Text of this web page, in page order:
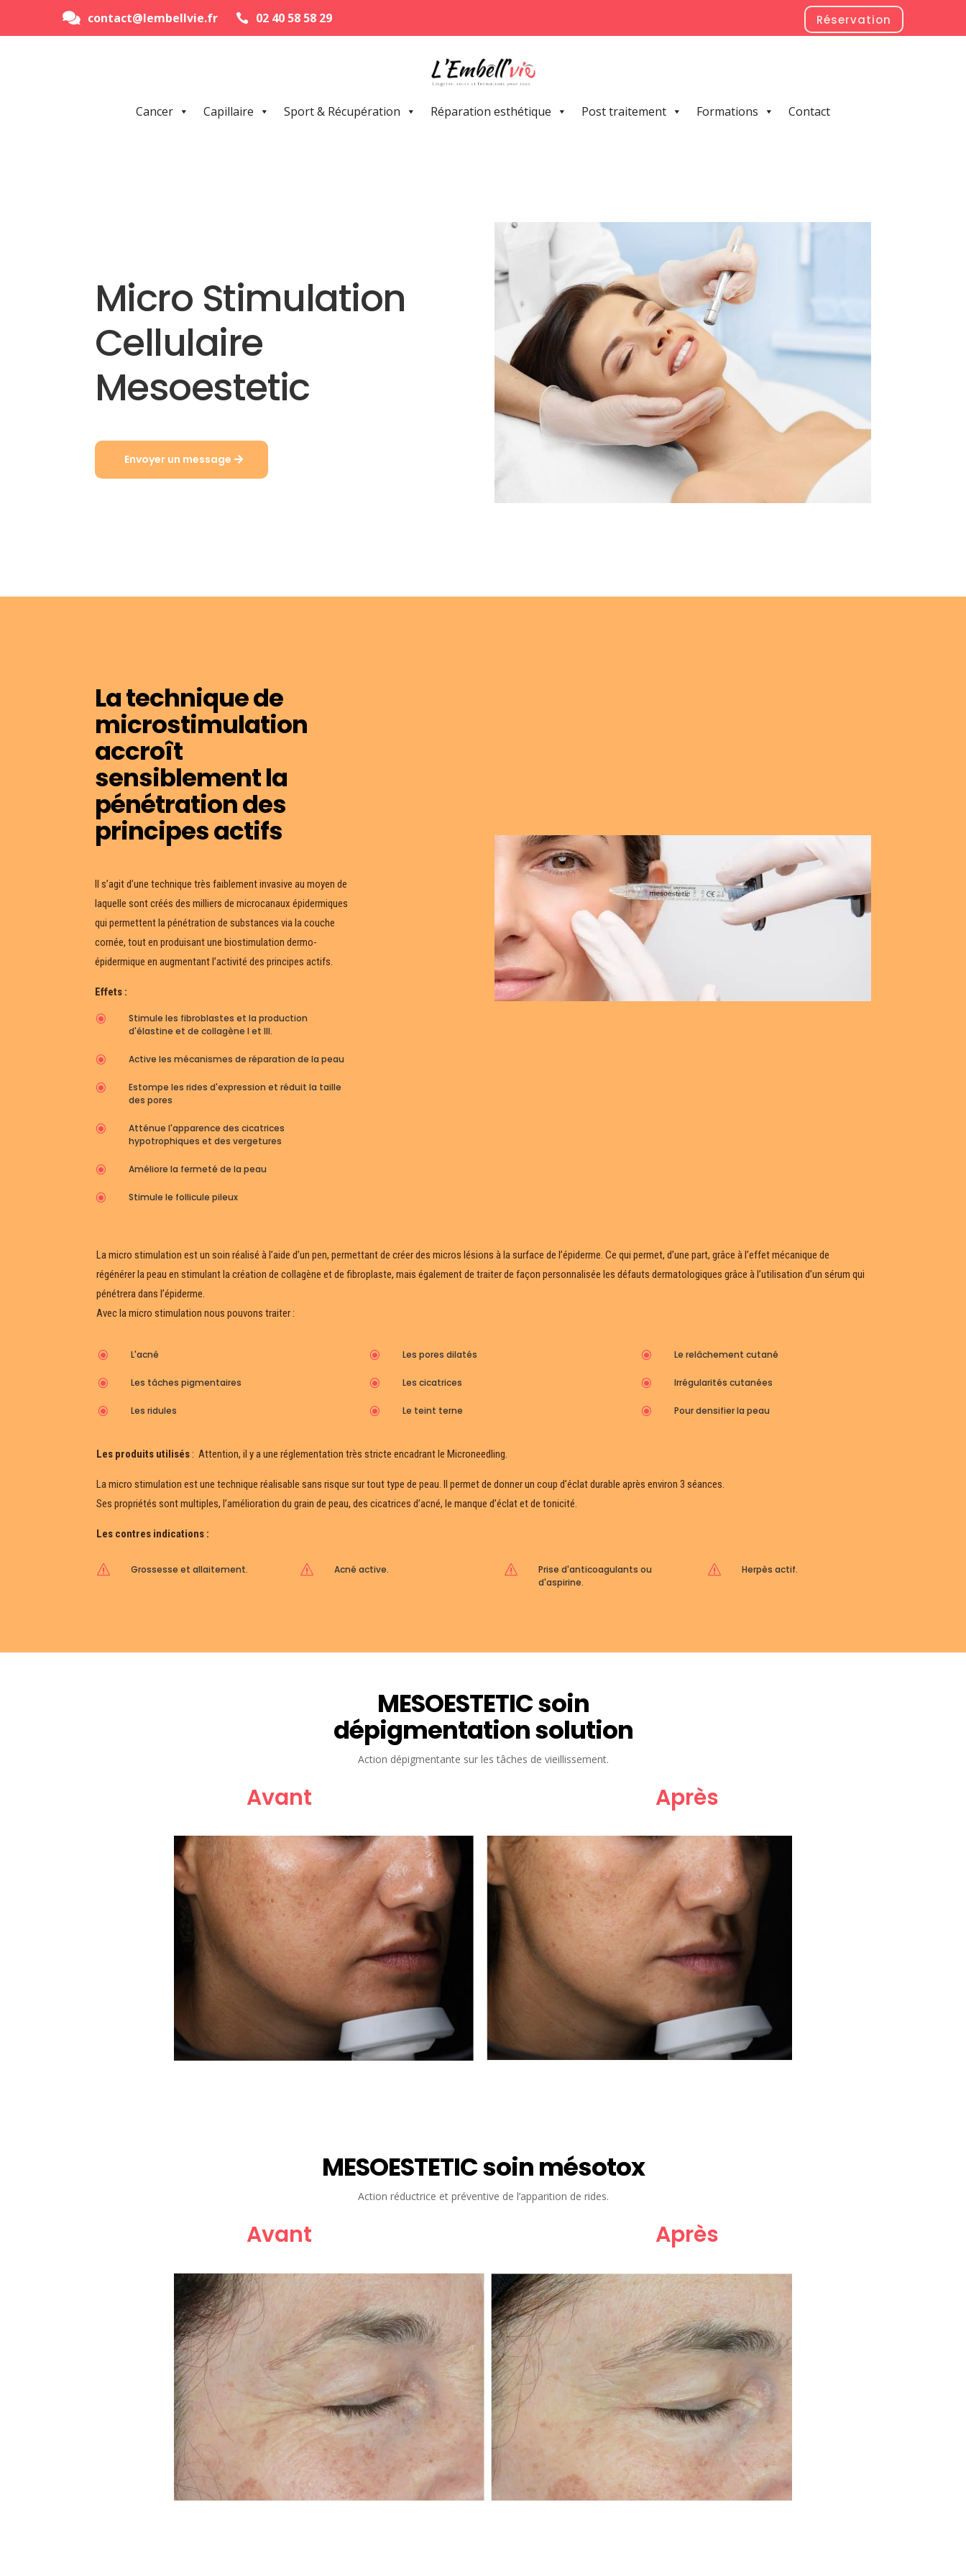
 contact@lembellvie.fr  02 40 58 58 29 Réservation
Cancer Capillaire Sport & Récupération Réparation esthétique Post traitement Formations Contact
Micro Stimulation
Cellulaire
Mesoestetic
Envoyer un message
La technique de
microstimulation
accroît
sensiblement la
pénétration des
principes actifs
Il s’agit d’une technique très faiblement invasive au moyen de
laquelle sont créés des milliers de microcanaux épidermiques
qui permettent la pénétration de substances via la couche
cornée, tout en produisant une biostimulation dermo-
épidermique en augmentant l’activité des principes actifs.
Effets :
\
Stimule les fibroblastes et la production
d'élastine et de collagène I et III.
\ Active les mécanismes de réparation de la peau
\
Estompe les rides d'expression et réduit la taille
des pores
\
Atténue l'apparence des cicatrices
hypotrophiques et des vergetures
\ Améliore la fermeté de la peau
\ Stimule le follicule pileux
La micro stimulation est un soin réalisé à l’aide d’un pen, permettant de créer des micros lésions à la surface de l’épiderme. Ce qui permet, d’une part, grâce à l’effet mécanique de
régénérer la peau en stimulant la création de collagène et de fibroplaste, mais également de traiter de façon personnalisée les défauts dermatologiques grâce à l’utilisation d’un sérum qui
pénétrera dans l’épiderme.
Avec la micro stimulation nous pouvons traiter : ​
\ L'acné
\ Les tâches pigmentaires
\ Les ridules
\ Les pores dilatés
\ Les cicatrices
\ Le teint terne
\ Le relâchement cutané
\ Irrégularités cutanées
\ Pour densifier la peau
Les produits utilisés: ​ Attention, il y a une réglementation très stricte encadrant le Microneedling.
La micro stimulation est une technique réalisable sans risque sur tout type de peau. Il permet de donner un coup d’éclat durable après environ 3 séances.
Ses propriétés sont multiples, l’amélioration du grain de peau, des cicatrices d’acné, le manque d’éclat et de tonicité.
Les contres indications :​
s Grossesse et allaitement. s Acné active. s
Prise d'anticoagulants ou
d'aspirine.
s Herpès actif.
MESOESTETIC soin
dépigmentation solution
Action dépigmentante sur les tâches de vieillissement.
Avant Après
MESOESTETIC soin mésotox
Action réductrice et préventive de l’apparition de rides.
Avant Après